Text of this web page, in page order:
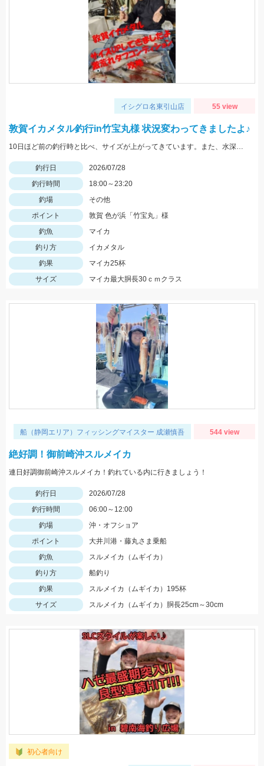
イシグロ名東引山店 55 view
敦賀イカメタル釣行in竹宝丸様 状況変わってきましたよ♪
10日ほど前の釣行時と比べ、サイズが上がってきています。また、水深も少し深くなりヒットレンジも30ｍ→40ｍにメインが変わってきている様子でした。カラーだけは変わらずケイムラ系のピンクがぶっちぎりで好反応でしたので、必ずピンク系は持って行ってください。
釣行日
2026/07/28
釣行時間
18:00～23:20
釣場
その他
ポイント
敦賀 色が浜「竹宝丸」様
釣魚
マイカ
釣り方
イカメタル
釣果
マイカ25杯
サイズ
マイカ最大胴長30ｃｍクラス
船（静岡エリア）フィッシングマイスター 成瀬慎吾 544 view
絶好調！御前崎沖スルメイカ
連日好調御前崎沖スルメイカ！釣れている内に行きましょう！
釣行日
2026/07/28
釣行時間
06:00～12:00
釣場
沖・オフショア
ポイント
大井川港・藤丸さま乗船
釣魚
スルメイカ（ムギイカ）
釣り方
船釣り
釣果
スルメイカ（ムギイカ）195杯
サイズ
スルメイカ（ムギイカ）胴長25cm～30cm
初心者向け